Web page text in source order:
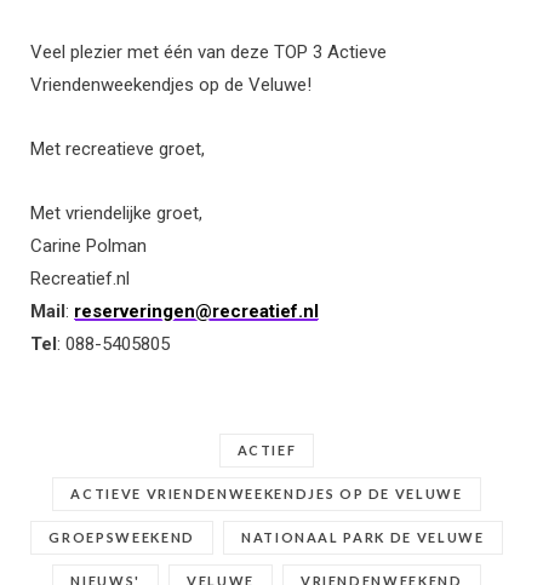
Veel plezier met één van deze TOP 3 Actieve
Vriendenweekendjes op de Veluwe!
Met recreatieve groet,
Met vriendelijke groet,
Carine Polman
Recreatief.nl
Mail: reserveringen@recreatief.nl
Tel: 088-5405805
ACTIEF
ACTIEVE VRIENDENWEEKENDJES OP DE VELUWE
GROEPSWEEKEND NATIONAAL PARK DE VELUWE
NIEUWS' VELUWE VRIENDENWEEKEND